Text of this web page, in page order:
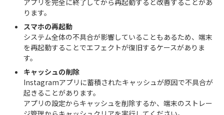
ります。
スマホの再起動
システム全体の不具合が影響していることもあるため、端末
を再起動することでエフェクトが復旧するケースがありま
す。
キャッシュの削除
Instagramアプリに蓄積されたキャッシュが原因で不具合が
起きることがあります。
アプリの設定からキャッシュを削除するか、端末のストレー